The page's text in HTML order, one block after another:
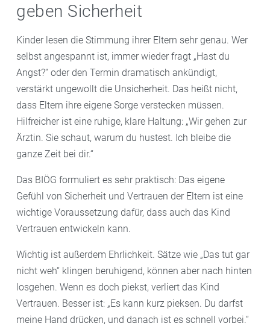
geben Sicherheit
Kinder lesen die Stimmung ihrer Eltern sehr genau. Wer
selbst angespannt ist, immer wieder fragt „Hast du
Angst?“ oder den Termin dramatisch ankündigt,
verstärkt ungewollt die Unsicherheit. Das heißt nicht,
dass Eltern ihre eigene Sorge verstecken müssen.
Hilfreicher ist eine ruhige, klare Haltung: „Wir gehen zur
Ärztin. Sie schaut, warum du hustest. Ich bleibe die
ganze Zeit bei dir.“
Das BIÖG formuliert es sehr praktisch: Das eigene
Gefühl von Sicherheit und Vertrauen der Eltern ist eine
wichtige Voraussetzung dafür, dass auch das Kind
Vertrauen entwickeln kann.
Wichtig ist außerdem Ehrlichkeit. Sätze wie „Das tut gar
nicht weh“ klingen beruhigend, können aber nach hinten
losgehen. Wenn es doch piekst, verliert das Kind
Vertrauen. Besser ist: „Es kann kurz pieksen. Du darfst
meine Hand drücken, und danach ist es schnell vorbei.“